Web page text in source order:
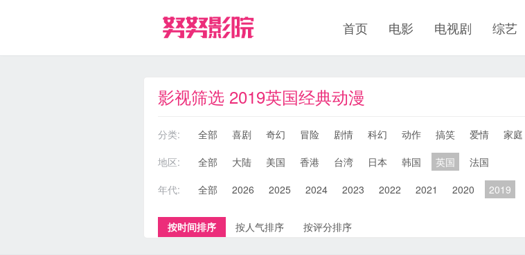
首页 电影 电视剧 综艺
影视筛选 2019英国经典动漫
分类: 全部 喜剧 奇幻 冒险 剧情 科幻 动作 搞笑 爱情 家庭
地区:
全部 大陆 美国 香港 台湾 日本 韩国 英国
法国
年代:
全部 2026 2025 2024 2023 2022 2021 2020 2019
按时间排序 按人气排序 按评分排序